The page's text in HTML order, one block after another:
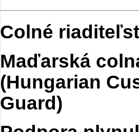
Colné
Maďarská
(Hungarian
Guard)